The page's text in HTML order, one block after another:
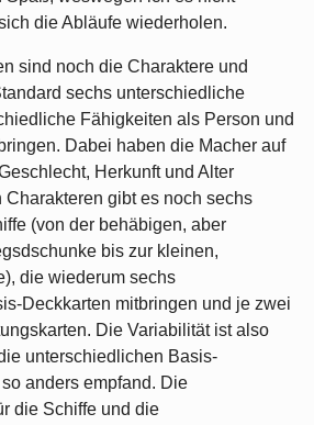
die Abläufe wiederholen.
sind noch die Charaktere und
sechs unterschiedliche
Fähigkeiten als Person und
Dabei haben die Macher auf
Herkunft und Alter
gibt es noch sechs
(von der behäbigen, aber
bis zur kleinen,
die wiederum sechs
Deckkarten mitbringen und je zwei
Die Variabilität ist also
unterschiedlichen Basis-
anders empfand. Die
die Schiffe und die